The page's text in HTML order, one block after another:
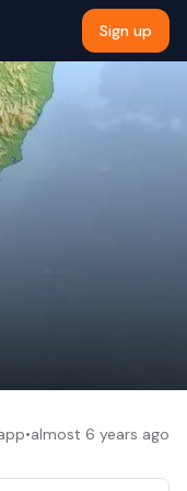
Sign up
•almost 6 years ago